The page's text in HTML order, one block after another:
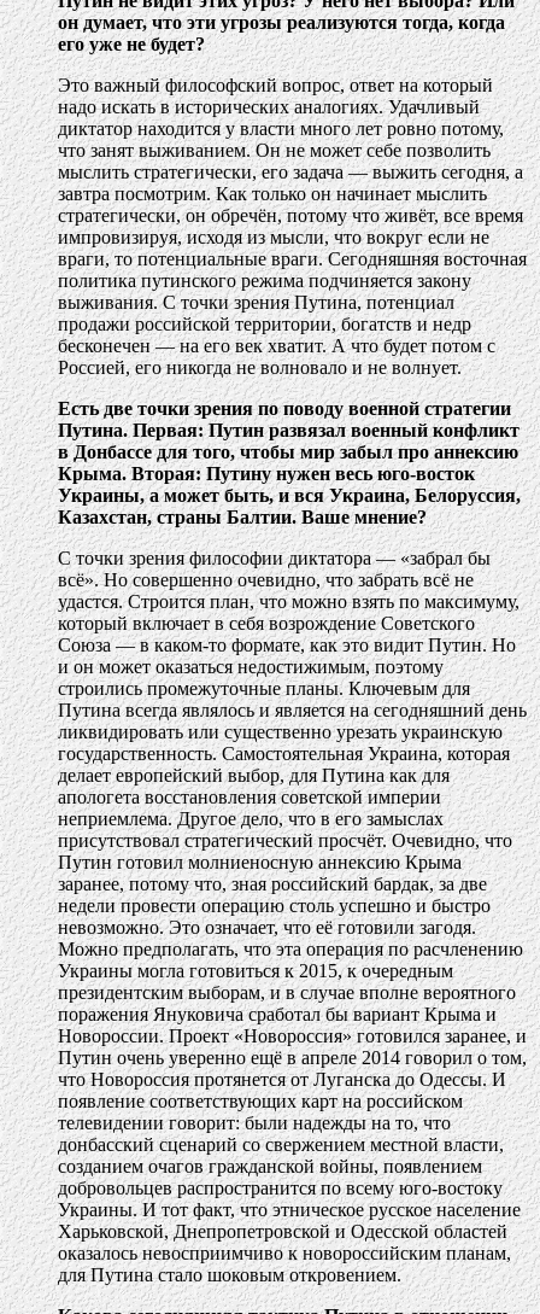
он думает, что эти угрозы реализуются тогда, когда
его уже не будет?
Это важный философский вопрос, ответ на который
надо искать в исторических аналогиях. Удачливый
диктатор находится у власти много лет ровно потому,
что занят выживанием. Он не может себе позволить
мыслить стратегически, его задача — выжить сегодня, а
завтра посмотрим. Как только он начинает мыслить
стратегически, он обречён, потому что живёт, все время
импровизируя, исходя из мысли, что вокруг если не
враги, то потенциальные враги. Сегодняшняя восточная
политика путинского режима подчиняется закону
выживания. С точки зрения Путина, потенциал
продажи российской территории, богатств и недр
бесконечен — на его век хватит. А что будет потом с
Россией, его никогда не волновало и не волнует.
Есть две точки зрения по поводу военной стратегии
Путина. Первая: Путин развязал военный конфликт
в Донбассе для того, чтобы мир забыл про аннексию
Крыма. Вторая: Путину нужен весь юго-восток
Украины, а может быть, и вся Украина, Белоруссия,
Казахстан, страны Балтии. Ваше мнение?
С точки зрения философии диктатора — «забрал бы
всё». Но совершенно очевидно, что забрать всё не
удастся. Строится план, что можно взять по максимуму,
который включает в себя возрождение Советского
Союза — в каком-то формате, как это видит Путин. Но
и он может оказаться недостижимым, поэтому
строились промежуточные планы. Ключевым для
Путина всегда являлось и является на сегодняшний день
ликвидировать или существенно урезать украинскую
государственность. Самостоятельная Украина, которая
делает европейский выбор, для Путина как для
апологета восстановления советской империи
неприемлема. Другое дело, что в его замыслах
присутствовал стратегический просчёт. Очевидно, что
Путин готовил молниеносную аннексию Крыма
заранее, потому что, зная российский бардак, за две
недели провести операцию столь успешно и быстро
невозможно. Это означает, что её готовили загодя.
Можно предполагать, что эта операция по расчленению
Украины могла готовиться к 2015, к очередным
президентским выборам, и в случае вполне вероятного
поражения Януковича сработал бы вариант Крыма и
Новороссии. Проект «Новороссия» готовился заранее, и
Путин очень уверенно ещё в апреле 2014 говорил о том,
что Новороссия протянется от Луганска до Одессы. И
появление соответствующих карт на российском
телевидении говорит: были надежды на то, что
донбасский сценарий со свержением местной власти,
созданием очагов гражданской войны, появлением
добровольцев распространится по всему юго-востоку
Украины. И тот факт, что этническое русское население
Харьковской, Днепропетровской и Одесской областей
оказалось невосприимчиво к новороссийским планам,
для Путина стало шоковым откровением.